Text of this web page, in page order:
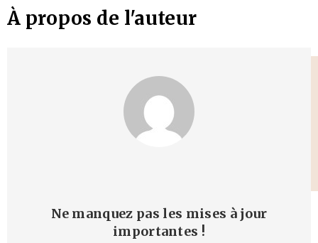
À propos de l'auteur
Ne manquez pas les mises à jour
importantes !